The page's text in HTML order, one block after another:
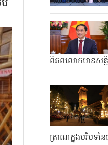
ពិភពលោកមានសន្
ត្រាណក្នុងបរិបទនៃ